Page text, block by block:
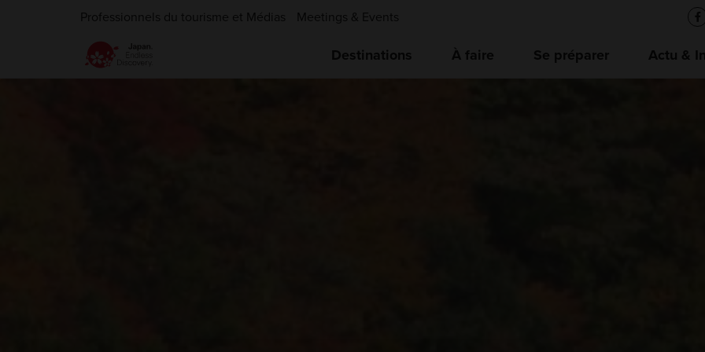
Professionnels du tourisme et Médias Meetings & Events
Destinations À faire Se préparer Actu &